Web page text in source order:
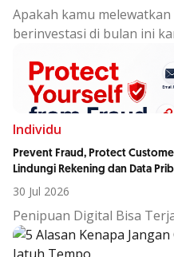
Apakah kamu
berinvestasi di bulan ini
Individu
Prevent Fraud, Protect
Lindungi Rekening dan Data
30 Jul 2026
Penipuan Digital Bisa